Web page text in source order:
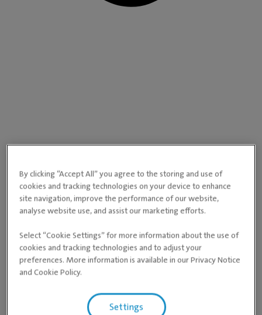
By clicking “Accept All” you agree to the storing and use of
cookies and tracking technologies on your device to enhance
site navigation, improve the performance of our website,
analyse website use, and assist our marketing efforts.
Select “Cookie Settings” for more information about the use of
cookies and tracking technologies and to adjust your
preferences. More information is available in our Privacy Notice
and Cookie Policy.
Settings